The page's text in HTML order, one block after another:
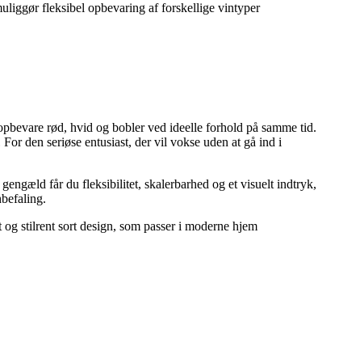
fleksibel opbevaring af forskellige vintyper
rød, hvid og bobler ved ideelle forhold på samme tid.
den seriøse entusiast, der vil vokse uden at gå ind i
får du fleksibilitet, skalerbarhed og et visuelt indtryk,
stilrent sort design, som passer i moderne hjem